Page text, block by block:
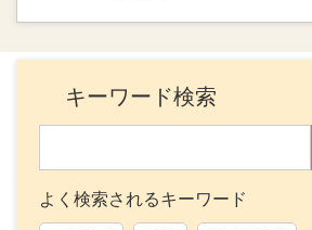
キーワード検索
よく検索されるキーワード